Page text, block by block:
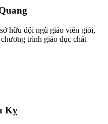
hữu đội ngũ giáo viên giỏi,
trình giáo dục chất
Kỵ